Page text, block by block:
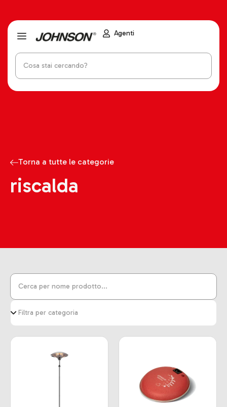
Agenti
Torna a tutte le categorie
riscalda